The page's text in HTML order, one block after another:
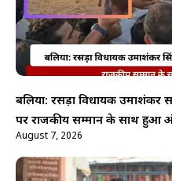
बलिया: रसड़ा विधायक उमाशंकर
पर राजकीय सम्मान के साथ हुआ
August 7, 2026